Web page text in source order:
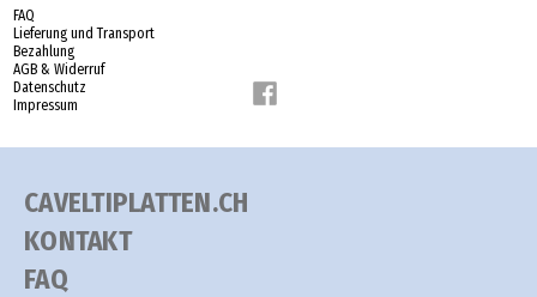
FAQ
Lieferung und Transport
Bezahlung
AGB & Widerruf
Datenschutz
Impressum
CAVELTIPLATTEN.CH
KONTAKT
FAQ